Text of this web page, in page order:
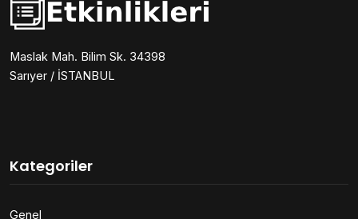
Maslak Mah. Bilim Sk. 34398
Sarıyer / İSTANBUL
Kategoriler
Genel